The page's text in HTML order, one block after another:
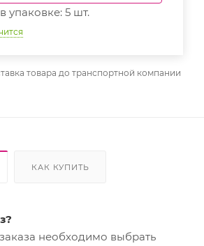
упаковке: 5 шт.
товара до транспортной компании
КАК КУПИТЬ
необходимо выбрать